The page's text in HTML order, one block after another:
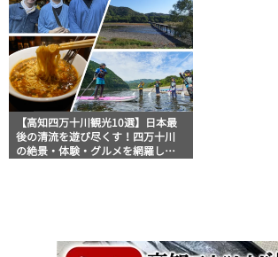
【高知四万十川観光10選】日本最
後の清流を遊び尽くす！四万十川
の絶景・体験・グルメを網羅した